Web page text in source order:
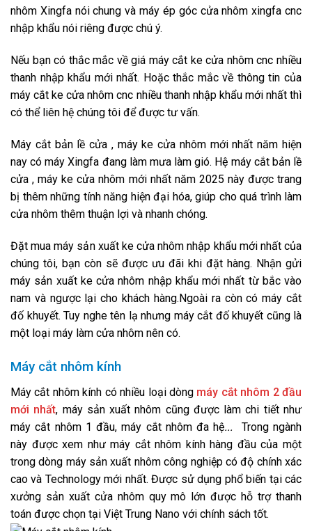
nhôm Xingfa nói chung và máy ép góc cửa nhôm xingfa cnc
nhập khẩu nói riêng được chú ý.
Nếu bạn có thắc mắc về giá máy cắt ke cửa nhôm cnc nhiều
thanh nhập khẩu mới nhất. Hoặc thắc mắc về thông tin của
máy cắt ke cửa nhôm cnc nhiều thanh nhập khẩu mới nhất thì
có thể liên hệ chúng tôi để được tư vấn.
Máy cắt bản lề cửa , máy ke cửa nhôm mới nhất năm hiện
nay có máy Xingfa đang làm mưa làm gió. Hệ máy cắt bản lề
cửa , máy ke cửa nhôm mới nhất năm 2025 này được trang
bị thêm những tính năng hiện đại hóa, giúp cho quá trình làm
cửa nhôm thêm thuận lợi và nhanh chóng.
Đặt mua máy sản xuất ke cửa nhôm nhập khẩu mới nhất của
chúng tôi, bạn còn sẽ được ưu đãi khi đặt hàng. Nhận gửi
máy sản xuất ke cửa nhôm nhập khẩu mới nhất từ bắc vào
nam và ngược lại cho khách hàng.Ngoài ra còn có máy cắt
đố khuyết. Tuy nghe tên lạ nhưng máy cắt đố khuyết cũng là
một loại máy làm cửa nhôm nên có.
Máy cắt nhôm kính
Máy cắt nhôm kính có nhiều loại dòng máy cắt nhôm 2 đầu
mới nhất, máy sản xuất nhôm cũng được làm chi tiết như
máy cắt nhôm 1 đầu, máy cắt nhôm đa hệ... Trong ngành
này được xem như máy cắt nhôm kính hàng đầu của một
trong dòng máy sản xuất nhôm công nghiệp có độ chính xác
cao và Technology mới nhất. Được sử dụng phổ biến tại các
xưởng sản xuất cửa nhôm quy mô lớn được hỗ trợ thanh
toán được chọn tại Việt Trung Nano với chính sách tốt.